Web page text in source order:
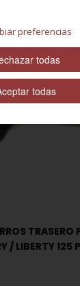
TRASERO
/ LIBERTY 125
preferencias
todas
todas